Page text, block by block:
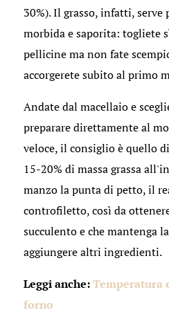
30%). Il grasso, infatti, serve
morbida e saporita: togliete
pellicine ma non fate
accorgerete subito al primo
Andate dal macellaio e
preparare direttamente al
veloce, il consiglio è quello
15-20% di massa grassa
manzo la punta di petto, il
controfiletto, così da
succulento e che mantenga
aggiungere altri ingredienti.
Leggi anche:Temperatura
forno